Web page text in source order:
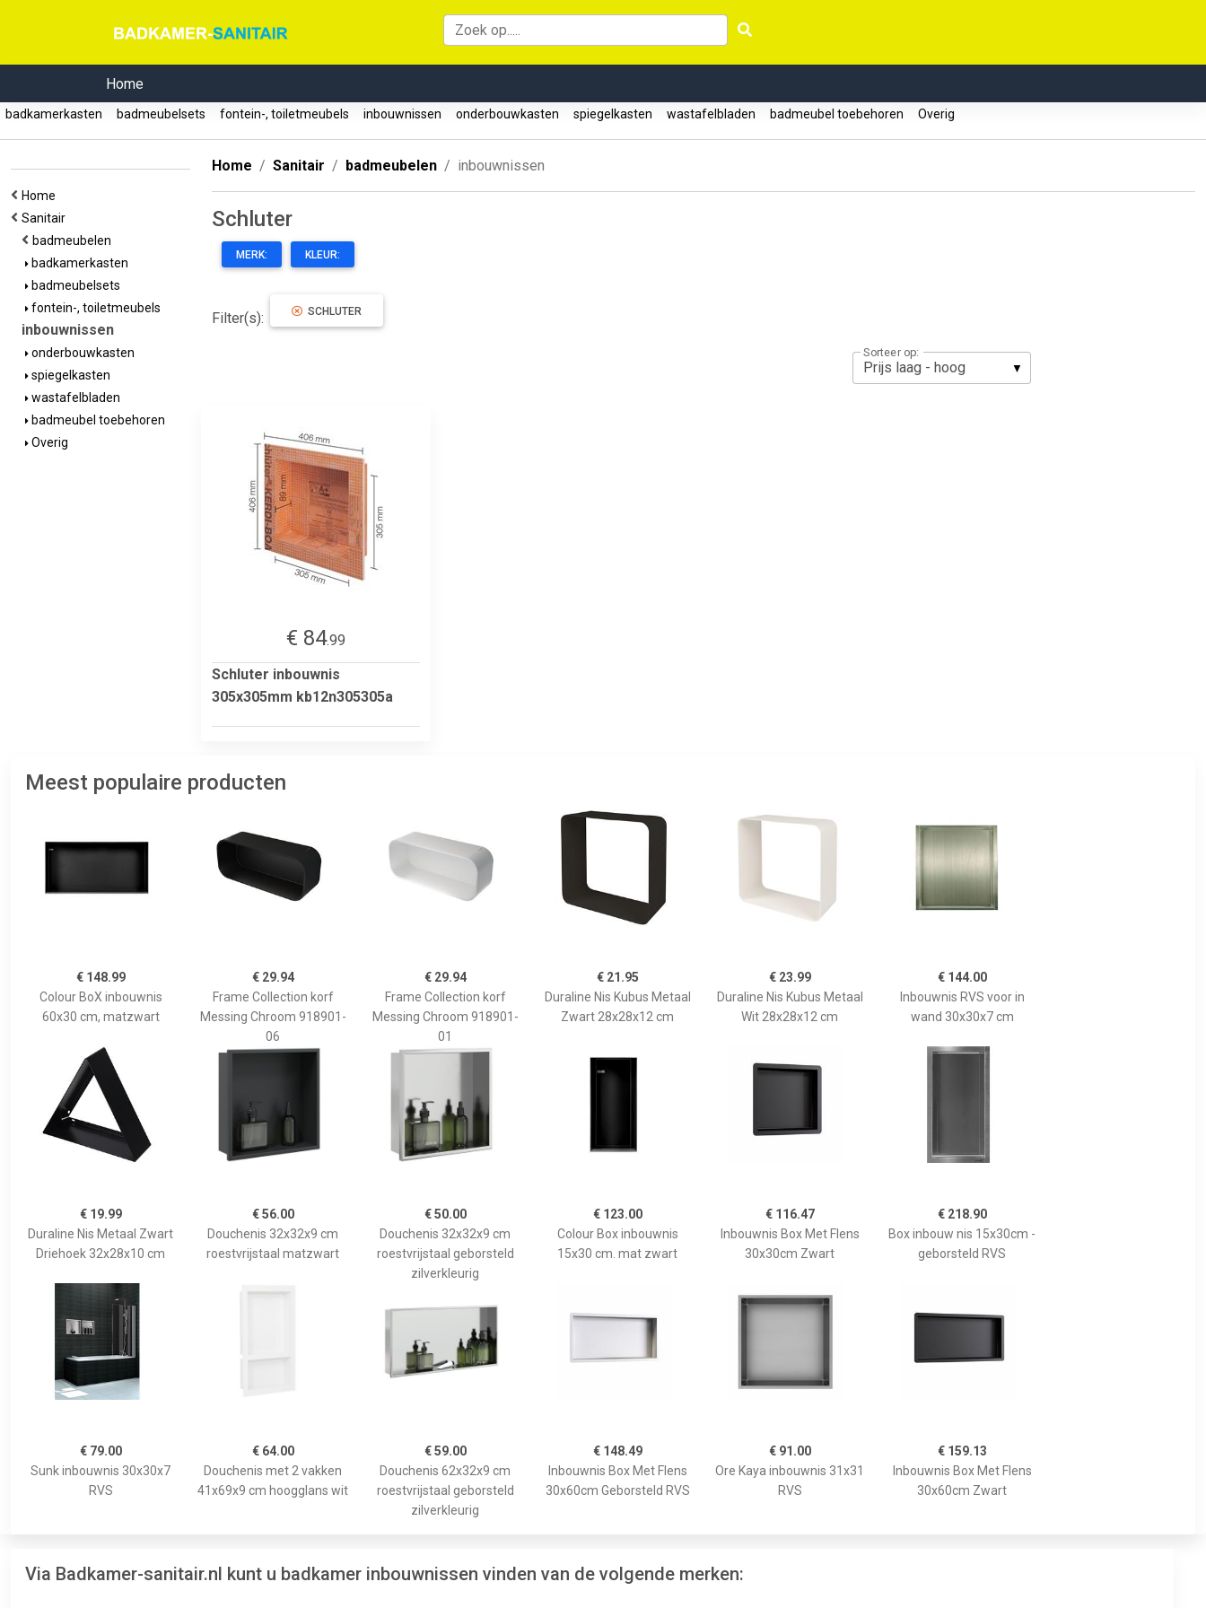
Home
badkamerkasten badmeubelsets fontein-, toiletmeubels inbouwnissen onderbouwkasten spiegelkasten wastafelbladen badmeubel toebehoren Overig
Home
Sanitair
badmeubelen
badkamerkasten
badmeubelsets
fontein-, toiletmeubels
inbouwnissen
onderbouwkasten
spiegelkasten
wastafelbladen
badmeubel toebehoren
Overig
Home Sanitair badmeubelen inbouwnissen
Schluter
MERK: KLEUR:
Filter(s): SCHLUTER
Sorteer op:
€ 84.99
Schluter inbouwnis
305x305mm kb12n305305a
Meest populaire producten
€ 148.99
Colour BoX inbouwnis
60x30 cm, matzwart
€ 29.94
Frame Collection korf
Messing Chroom 918901-
06
€ 29.94
Frame Collection korf
Messing Chroom 918901-
01
€ 21.95
Duraline Nis Kubus Metaal
Zwart 28x28x12 cm
€ 23.99
Duraline Nis Kubus Metaal
Wit 28x28x12 cm
€ 144.00
Inbouwnis RVS voor in
wand 30x30x7 cm
€ 19.99
Duraline Nis Metaal Zwart
Driehoek 32x28x10 cm
€ 56.00
Douchenis 32x32x9 cm
roestvrijstaal matzwart
€ 50.00
Douchenis 32x32x9 cm
roestvrijstaal geborsteld
zilverkleurig
€ 123.00
Colour Box inbouwnis
15x30 cm. mat zwart
€ 116.47
Inbouwnis Box Met Flens
30x30cm Zwart
€ 218.90
Box inbouw nis 15x30cm -
geborsteld RVS
€ 79.00
Sunk inbouwnis 30x30x7
RVS
€ 64.00
Douchenis met 2 vakken
41x69x9 cm hoogglans wit
€ 59.00
Douchenis 62x32x9 cm
roestvrijstaal geborsteld
zilverkleurig
€ 148.49
Inbouwnis Box Met Flens
30x60cm Geborsteld RVS
€ 91.00
Ore Kaya inbouwnis 31x31
RVS
€ 159.13
Inbouwnis Box Met Flens
30x60cm Zwart
Via Badkamer-sanitair.nl kunt u badkamer inbouwnissen vinden van de volgende merken: